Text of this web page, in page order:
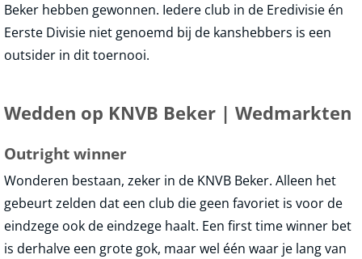
Beker hebben gewonnen. Iedere club in de Eredivisie én
Eerste Divisie niet genoemd bij de kanshebbers is een
outsider in dit toernooi.
Wedden op KNVB Beker | Wedmarkten
Outright winner
Wonderen bestaan, zeker in de KNVB Beker. Alleen het
gebeurt zelden dat een club die geen favoriet is voor de
eindzege ook de eindzege haalt. Een first time winner bet
is derhalve een grote gok, maar wel één waar je lang van